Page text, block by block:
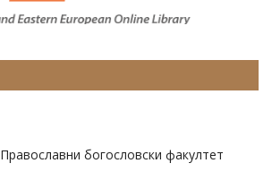
Православни богословски факултет